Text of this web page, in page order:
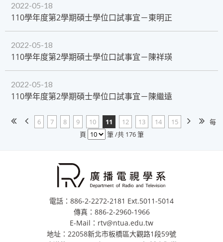
2022-05-18
​110學年度第2學期碩士學位口試事宜－東明正
2022-05-18
​110學年度第2學期碩士學位口試事宜－陳祥瑛
2022-05-18
110學年度第2學期碩士學位口試事宜－陳繼遠
6 7 8 9 10 11 12 13 14 15
每
頁
筆 /共 176 筆
電話：886-2-2272-2181 Ext.5011-5014
傳真：886-2-2960-1966
E-Mail：rtv@ntua.edu.tw
地址：22058新北市板橋區大觀路1段59號